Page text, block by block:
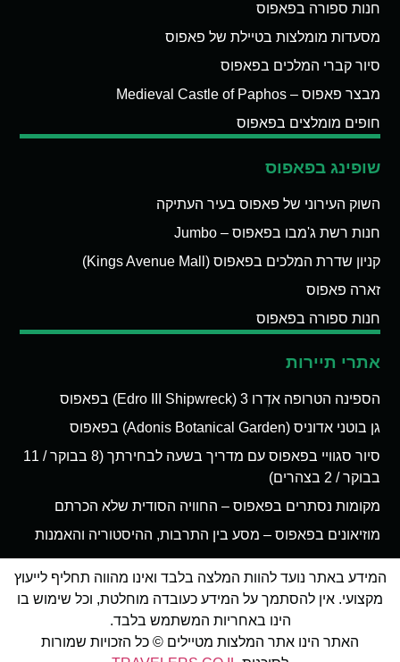
חנות ספורה בפאפוס
מסעדות מומלצות בטיילת של פאפוס
סיור קברי המלכים בפאפוס
מבצר פאפוס – Medieval Castle of Paphos
חופים מומלצים בפאפוס
שופינג בפאפוס
השוק העירוני של פאפוס בעיר העתיקה
חנות רשת ג'מבו בפאפוס – Jumbo
קניון שדרת המלכים בפאפוס (Kings Avenue Mall)
זארה פאפוס
חנות ספורה בפאפוס
אתרי תיירות
הספינה הטרופה אדְרו 3 (Edro III Shipwreck) בפאפוס
גן בוטני אדוניס (Adonis Botanical Garden) בפאפוס
סיור סגוויי בפאפוס עם מדריך בשעה לבחירתך (8 בבוקר / 11
בבוקר / 2 בצהרים)
מקומות נסתרים בפאפוס – החוויה הסודית שלא הכרתם
מוזיאונים בפאפוס – מסע בין התרבות, ההיסטוריה והאמנות
המידע באתר נועד להוות המלצה בלבד ואינו מהווה תחליף לייעוץ
מקצועי. אין להסתמך על המידע כעובדה מוחלטת, וכל שימוש בו
הינו באחריות המשתמש בלבד.
האתר הינו אתר המלצות מטיילים © כל הזכויות שמורות